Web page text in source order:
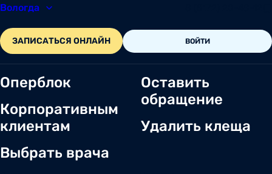
Вологда
ЗАПИСАТЬСЯ ОНЛАЙН ВОЙТИ
Оперблок
Корпоративным
клиентам
Выбрать врача
Оставить
обращение
Удалить клеща